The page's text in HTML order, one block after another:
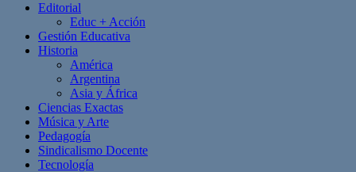
Editorial
Educ + Acción
Gestión Educativa
Historia
América
Argentina
Asia y África
Ciencias Exactas
Música y Arte
Pedagogía
Sindicalismo Docente
Tecnología